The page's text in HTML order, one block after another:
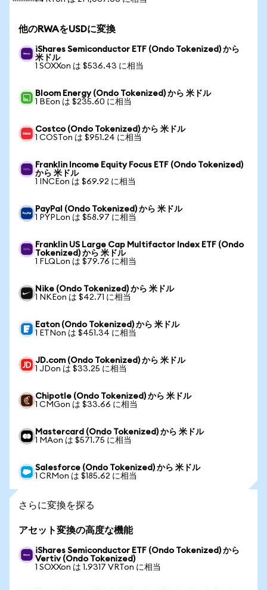
他のRWAをUSDに変換
iShares Semiconductor ETF (Ondo Tokenized) から
米ドル
1 SOXXon は $536.43 に相当
Bloom Energy (Ondo Tokenized) から 米ドル
1 BEon は $235.60 に相当
Costco (Ondo Tokenized) から 米ドル
1 COSTon は $951.24 に相当
Franklin Income Equity Focus ETF (Ondo Tokenized)
から 米ドル
1 INCEon は $69.92 に相当
PayPal (Ondo Tokenized) から 米ドル
1 PYPLon は $58.97 に相当
Franklin US Large Cap Multifactor Index ETF (Ondo
Tokenized) から 米ドル
1 FLQLon は $79.76 に相当
Nike (Ondo Tokenized) から 米ドル
1 NKEon は $42.71 に相当
Eaton (Ondo Tokenized) から 米ドル
1 ETNon は $451.34 に相当
JD.com (Ondo Tokenized) から 米ドル
1 JDon は $33.25 に相当
Chipotle (Ondo Tokenized) から 米ドル
1 CMGon は $33.66 に相当
Mastercard (Ondo Tokenized) から 米ドル
1 MAon は $571.75 に相当
Salesforce (Ondo Tokenized) から 米ドル
1 CRMon は $185.62 に相当
さらに変換を探る
アセット変換の高度な機能
iShares Semiconductor ETF (Ondo Tokenized) から
Vertiv (Ondo Tokenized)
1 SOXXon は 1.9317 VRTon に相当